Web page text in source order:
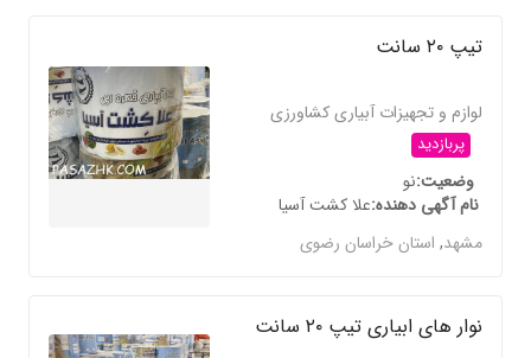
تیپ ۲۰ سانت
لوازم و تجهیزات آبیاری کشاورزی
پربازدید
وضعیتنو
نام آگهی دهندهعلا کشت آسیا
مشهد,استان خراسان رضوی
نوار های ابیاری تیپ ۲۰ سانت